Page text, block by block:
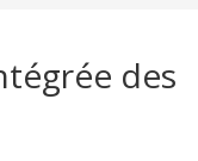
des